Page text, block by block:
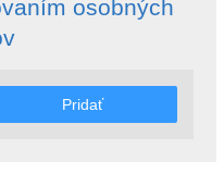
osobných
Pridať